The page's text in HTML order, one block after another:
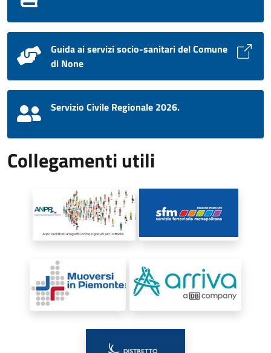
Guida ai servizi socio-sanitari del Comune
di None
Servizio Civile Regionale 2026.
Collegamenti utili